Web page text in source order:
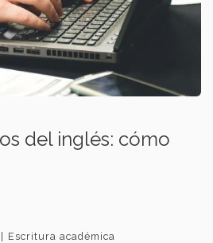
del inglés: cómo
Escritura académica